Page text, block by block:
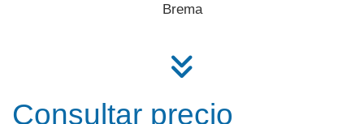
Brema
Consultar precio